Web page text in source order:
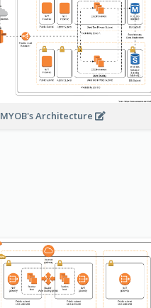
MYOB's Architecture